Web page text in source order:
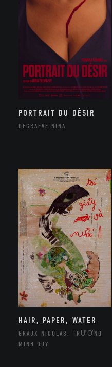
PORTRAIT DU DÉSIR
DEGRAEVE NINA
HAIR, PAPER, WATER
GRAUX NICOLAS, TRƯƠNG
MINH QUÝ